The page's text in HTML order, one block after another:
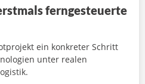
ferngesteuerte
ein konkreter Schritt
unter realen